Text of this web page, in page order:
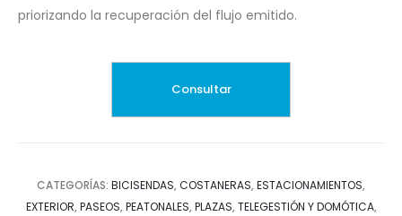
priorizando la recuperación del flujo emitido.
CATEGORÍAS: BICISENDAS, COSTANERAS, ESTACIONAMIENTOS,
EXTERIOR, PASEOS, PEATONALES, PLAZAS, TELEGESTIÓN Y DOMÓTICA,